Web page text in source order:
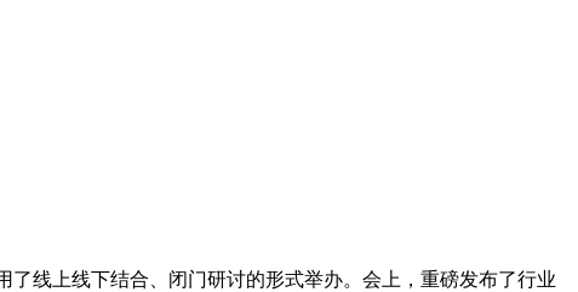
了线上线下结合、闭门研讨的形式举办。会上，重磅发布了行业